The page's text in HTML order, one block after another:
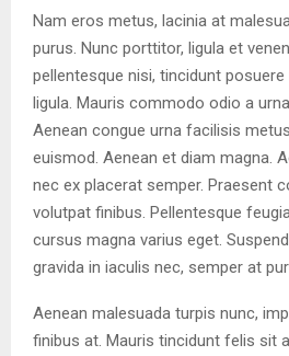
Nam eros metus, lacinia at
purus. Nunc porttitor, ligula et
pellentesque nisi, tincidunt
ligula. Mauris commodo odio a
Aenean congue urna facilisis
euismod. Aenean et diam magna.
nec ex placerat semper. Praesent
volutpat finibus. Pellentesque
cursus magna varius eget.
gravida in iaculis nec, semper at
Aenean malesuada turpis nunc,
finibus at. Mauris tincidunt felis sit